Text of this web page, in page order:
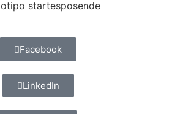
Facebook
LinkedIn